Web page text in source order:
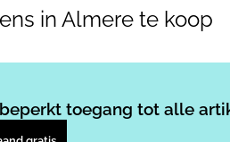
in Almere te koop
toegang tot alle